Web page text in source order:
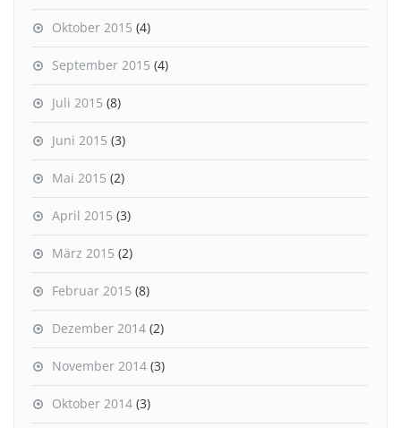
Oktober 2015 (4)
September 2015 (4)
Juli 2015 (8)
Juni 2015 (3)
Mai 2015 (2)
April 2015 (3)
März 2015 (2)
Februar 2015 (8)
Dezember 2014 (2)
November 2014 (3)
Oktober 2014 (3)